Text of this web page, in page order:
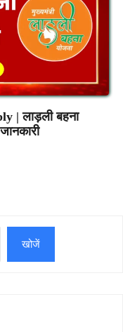
| लाड़ली बहना
खोजें